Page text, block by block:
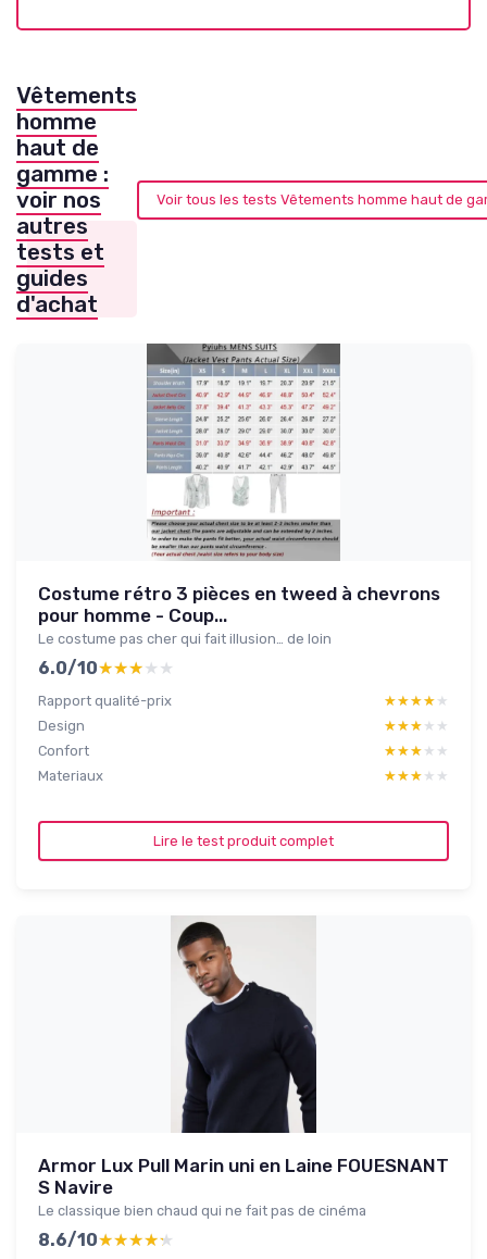
Vêtements
homme
haut de
gamme :
voir nos
autres
tests et
guides
d'achat
Voir tous les tests Vêtements homme haut de
Costume rétro 3 pièces en tweed à chevrons
pour homme - Coup...
Le costume pas cher qui fait illusion… de loin
6.0/10★★★★★
★★★★★
Rapport qualité-prix ★★★★★
★★★★★
Design
★★★★★
★★★★★
Confort
★★★★★
★★★★★
Materiaux
★★★★★
★★★★★
Lire le test produit complet
Armor Lux Pull Marin uni en Laine FOUESNANT
S Navire
Le classique bien chaud qui ne fait pas de cinéma
8.6/10★★★★★
★★★★★